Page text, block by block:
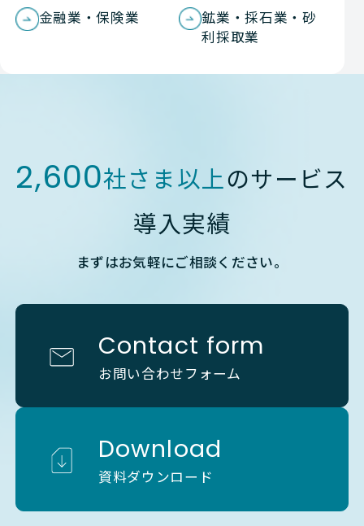
金融業・保険業
鉱業・採石業・砂
利採取業
2,600社さま以上のサービス
導入実績
まずはお気軽にご相談ください。
Contact form
お問い合わせフォーム
Download
資料ダウンロード